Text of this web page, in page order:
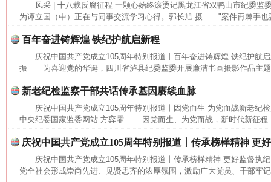
风采 | 十八载反腐征程 一颗心始终滚烫记黑龙江省双鸭山市纪委监
为谭立国（中）正在与同事交流学习心得。郭长旭 摄 "案件再棘手也
百年奋进铸辉煌 铁纪护航启新程
庆祝中国共产党成立105周年特别报道丨百年奋进铸辉煌 铁纪护航
振 为喜迎党的华诞，四川省泸县纪委监委开展廉洁书画摄影作品主
新老纪检监察干部共话传承基因赓续血脉
庆祝中国共产党成立105周年特别报道丨因党而生 为党而战新老纪
中央纪委国家监委网站 方弈霏 因党而生、为党而战，新时代新征程
庆祝中国共产党成立105周年特别报道丨传承榜样精神 更
庆祝中国共产党成立105周年特别报道丨传承榜样精神 更好监督
党全社会形成崇尚先进、见贤思齐的浓厚氛围，激励广大党员、干部牢
网上购药对药下症？
这是一记警钟！ 谢